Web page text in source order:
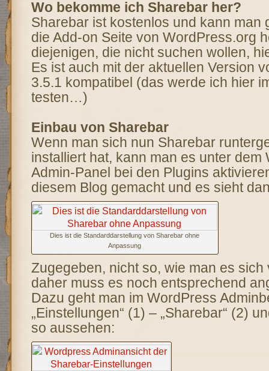
Wo bekomme ich Sharebar her?
Sharebar ist kostenlos und kann man
die Add-on Seite von WordPress.org
diejenigen, die nicht suchen wollen,
Es ist auch mit der aktuellen Version
3.5.1 kompatibel (das werde ich hier
testen…)
Einbau von Sharebar
Wenn man sich nun Sharebar
installiert hat, kann man es unter dem
Admin-Panel bei den Plugins
diesem Blog gemacht und es sieht
Dies ist die Standarddarstellung von Sharebar ohne
Anpassung
Zugegeben, nicht so, wie man es sich
daher muss es noch entsprechend
Dazu geht man im WordPress
„Einstellungen“ (1) – „Sharebar“ (2)
so aussehen: